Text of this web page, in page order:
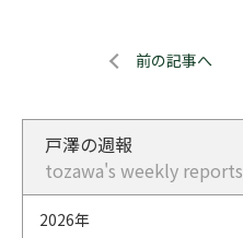
前の記事へ
戸澤の週報
tozawa's weekly reports
2026年